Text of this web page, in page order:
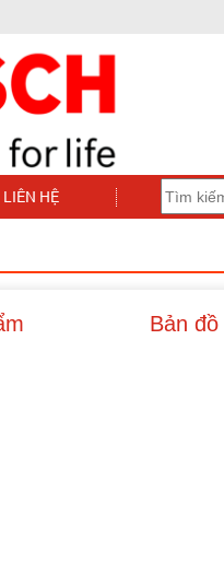
LIÊN HỆ
Bản đồ